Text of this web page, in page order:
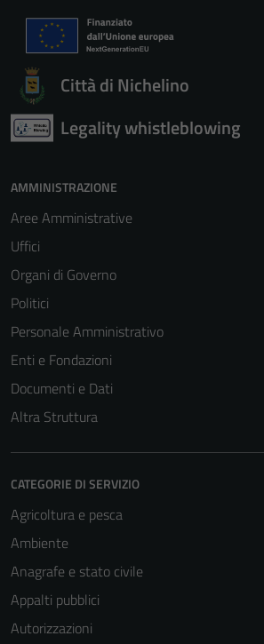
Città di Nichelino
Legality whistleblowing
AMMINISTRAZIONE
Aree Amministrative
Uffici
Organi di Governo
Politici
Personale Amministrativo
Enti e Fondazioni
Documenti e Dati
Altra Struttura
CATEGORIE DI SERVIZIO
Agricoltura e pesca
Ambiente
Anagrafe e stato civile
Appalti pubblici
Autorizzazioni